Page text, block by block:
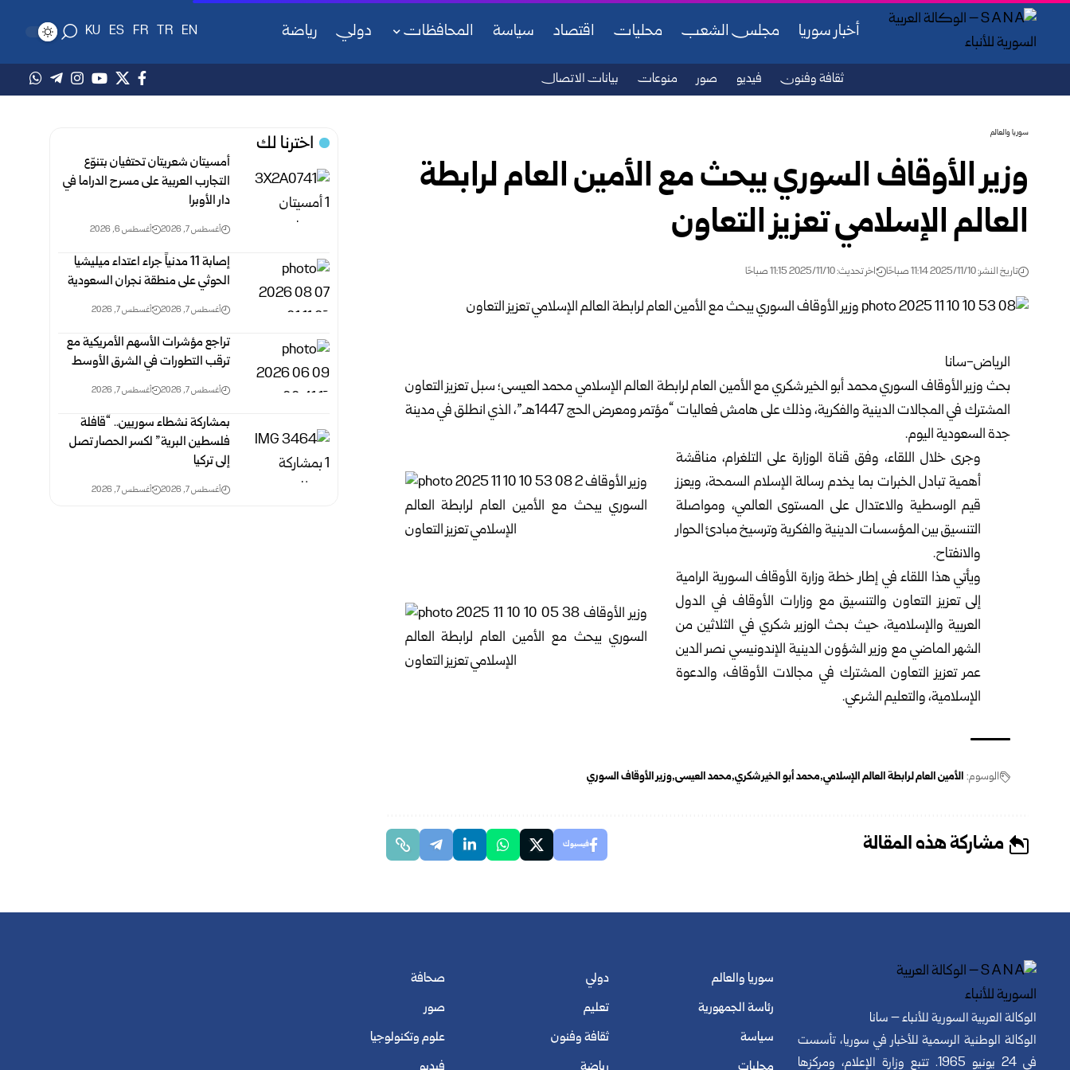
أخبار سوريا مجلس الشعب محليات اقتصاد سياسة المحافظات دولي رياضة EN
TR
FR
ES
KU
ثقافة وفنون فيديو صور منوعات بيانات الاتصال
سوريا والعالم
وزير الأوقاف السوري يبحث مع الأمين العام لرابطة
العالم الإسلامي تعزيز التعاون
تاريخ النشر: 2025/11/10 11:14 صباحًا اخر تحديث: 2025/11/10 11:15 صباحًا
الرياض-سانا
بحث وزير الأوقاف السوريمحمد أبو الخير شكري مع الأمين العام لرابطة العالم الإسلامي محمد العيسى؛ سبل تعزيز التعاون
المشترك في المجالات الدينية والفكرية، وذلك على هامش فعاليات “مؤتمر ومعرض الحج 1447هـ”، الذي انطلق في مدينة
جدة السعودية اليوم.
وجرى خلال اللقاء، وفق قناة الوزارة على التلغرام، مناقشة
أهمية تبادل الخبرات بما يخدم رسالة الإسلام السمحة، ويعزز
قيم الوسطية والاعتدال على المستوى العالمي، ومواصلة
التنسيق بين المؤسسات الدينية والفكرية وترسيخ مبادئ الحوار
والانفتاح.
ويأتي هذا اللقاء في إطار خطة وزارة الأوقاف السورية الرامية
إلى تعزيز التعاون والتنسيق مع وزارات الأوقاف في الدول
العربية والإسلامية، حيث بحث الوزيرشكري في الثلاثين من
الشهر الماضي مع وزير الشؤون الدينية الإندونيسي نصر الدين
عمر تعزيز التعاون المشترك في مجالات الأوقاف، والدعوة
الإسلامية، والتعليم الشرعي.
الوسوم: الأمين العام لرابطة العالم الإسلامي محمد أبو الخير شكري محمد العيسى وزير الأوقاف السوري
مشاركة هذه المقالة فيسبوك
اخترنا لك
أمسيتان شعريتان تحتفيان بتنوّع
التجارب العربية على مسرح الدراما في
دار الأوبرا
أغسطس 7, 2026 أغسطس 6, 2026
إصابة 11 مدنياً جراء اعتداء ميليشيا
الحوثي على منطقة نجران السعودية
أغسطس 7, 2026 أغسطس 7, 2026
تراجع مؤشرات الأسهم الأمريكية مع
ترقب التطورات في الشرق الأوسط
أغسطس 7, 2026 أغسطس 7, 2026
بمشاركة نشطاء سوريين.. “قافلة
فلسطين البرية” لكسر الحصار تصل
إلى تركيا
أغسطس 7, 2026 أغسطس 7, 2026
الوكالة العربية السورية للأنباء – سانا
الوكالة الوطنية الرسمية للأخبار في سوريا، تأسست
في 24 يونيو 1965. تتبع وزارة الإعلام، ومركزها
سوريا والعالم
رئاسة الجمهورية
سياسة
دولي
تعليم
ثقافة وفنون
صحافة
صور
علوم وتكنولوجيا